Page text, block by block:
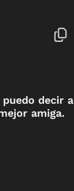
decir a
amiga.